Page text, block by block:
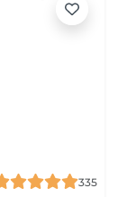
335